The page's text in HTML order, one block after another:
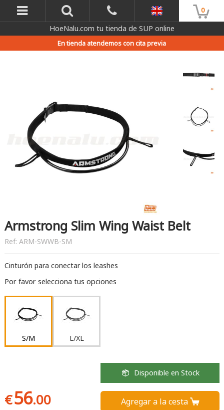
0
HoeNalu.com tu tienda de SUP online
En tienda atendemos con cita previa
Armstrong Slim Wing Waist Belt
Ref: ARM-SWWB-SM
Cinturón para conectar los leashes
Por favor selecciona tus opciones
S/M L/XL
€56.00
Disponible en Stock
Agregar a la cesta 